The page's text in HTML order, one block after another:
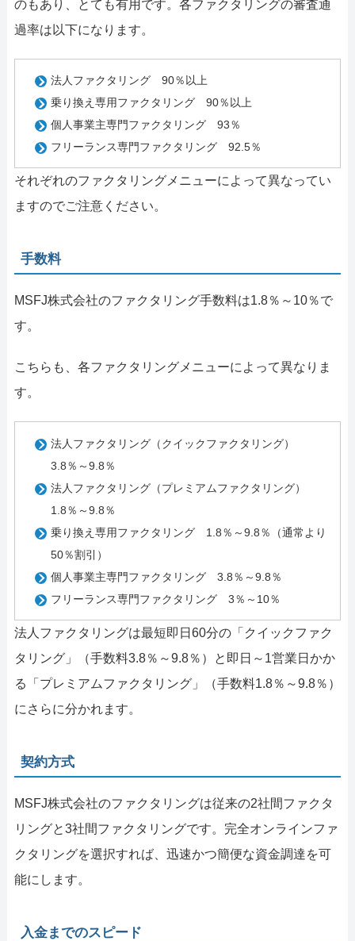
のもあり、とても有用です。各ファクタリングの審査通
過率は以下になります。
法人ファクタリング 90％以上
乗り換え専用ファクタリング 90％以上
個人事業主専門ファクタリング 93％
フリーランス専門ファクタリング 92.5％
それぞれのファクタリングメニューによって異なってい
ますのでご注意ください。
手数料
MSFJ株式会社のファクタリング手数料は1.8％～10％で
す。
こちらも、各ファクタリングメニューによって異なりま
す。
法人ファクタリング（クイックファクタリング）
3.8％～9.8％
法人ファクタリング（プレミアムファクタリング）
1.8％～9.8％
乗り換え専用ファクタリング 1.8％～9.8％（通常より
50％割引）
個人事業主専門ファクタリング 3.8％～9.8％
フリーランス専門ファクタリング 3％～10％
法人ファクタリングは最短即日60分の「クイックファク
タリング」（手数料3.8％～9.8％）と即日～1営業日かか
る「プレミアムファクタリング」（手数料1.8％～9.8％）
にさらに分かれます。
契約方式
MSFJ株式会社のファクタリングは従来の2社間ファクタ
リングと3社間ファクタリングです。完全オンラインファ
クタリングを選択すれば、迅速かつ簡便な資金調達を可
能にします。
入金までのスピード